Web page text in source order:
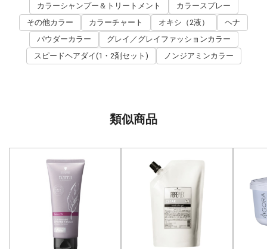
カラーシャンプー＆トリートメント
カラースプレー
その他カラー
カラーチャート オキシ（2液）
ヘナ
パウダーカラー
グレイ／グレイファッションカラー
スピードヘアダイ(1・2剤セット)
ノンジアミンカラー
類似商品